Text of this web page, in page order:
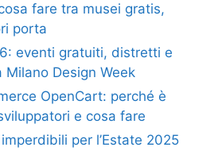
fare tra musei gratis,
porta
eventi gratuiti, distretti e
Milano Design Week
OpenCart: perché è
e cosa fare
per l’Estate 2025